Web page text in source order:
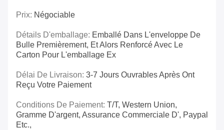
Prix: Négociable
Détails D'emballage: Emballé Dans L'enveloppe De
Bulle Premièrement, Et Alors Renforcé Avec Le
Carton Pour L'emballage Ex
Délai De Livraison: 3-7 Jours Ouvrables Après Ont
Reçu Votre Paiement
Conditions De Paiement: T/T, Western Union,
Gramme D'argent, Assurance Commerciale D', Paypal
Etc.,